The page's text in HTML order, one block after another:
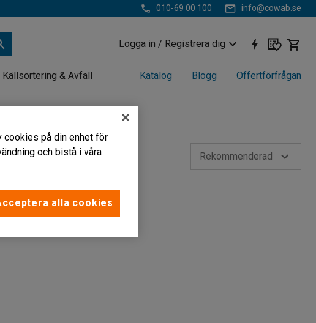
010-69 00 100 info@cowab.se
Logga in / Registrera dig
Källsortering & Avfall Katalog Blogg Offertförfrågan
Rekommenderad
cookies på din enhet för
och bistå i våra
alla cookies